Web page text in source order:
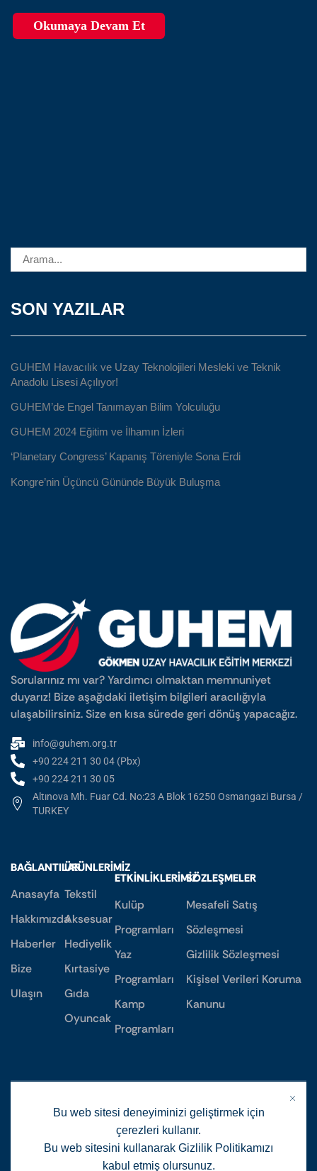
Okumaya Devam Et
SON YAZILAR
GUHEM Havacılık ve Uzay Teknolojileri Mesleki ve Teknik
Anadolu Lisesi Açılıyor!
GUHEM’de Engel Tanımayan Bilim Yolculuğu
GUHEM 2024 Eğitim ve İlhamın İzleri
‘Planetary Congress’ Kapanış Töreniyle Sona Erdi
Kongre’nin Üçüncü Gününde Büyük Buluşma
Bu web sitesi deneyiminizi geliştirmek için
çerezleri kullanır.
Bu web sitesini kullanarak Gizlilik Politikamızı
kabul etmiş olursunuz.
Sorularınız mı var? Yardımcı olmaktan memnuniyet
duyarız! Bize aşağıdaki iletişim bilgileri aracılığıyla
ulaşabilirsiniz. Size en kısa sürede geri dönüş yapacağız.
info@guhem.org.tr
+90 224 211 30 04 (Pbx)
+90 224 211 30 05
Altınova Mh. Fuar Cd. No:23 A Blok 16250 Osmangazi Bursa /
TURKEY
BAĞLANTILAR
Anasayfa
Hakkımızda
Haberler
Bize
Ulaşın
ÜRÜNLERIMIZ
Tekstil
Aksesuar
Hediyelik
Kırtasiye
Gıda
Oyuncak
ETKINLIKLERIMIZ
Kulüp
Programları
Yaz
Programları
Kamp
Programları
SÖZLEŞMELER
Mesafeli Satış
Sözleşmesi
Gizlilik Sözleşmesi
Kişisel Verileri Koruma
Kanunu